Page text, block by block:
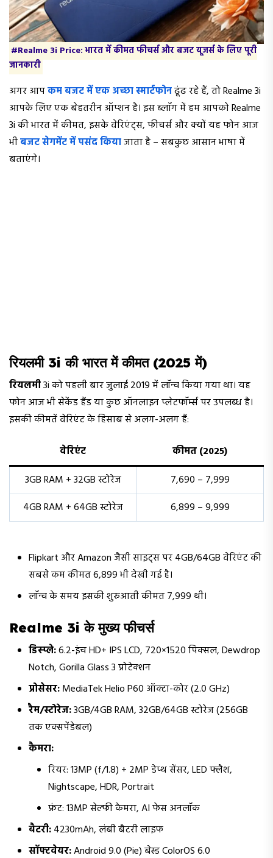
#Realme 3i Price: भारत में कीमत फीचर्स और बजट यूजर्स के लिए पूरी
जानकारी
अगर आपकम बजट में एक अच्छा स्मार्टफोनढूंढ रहे हैं, तो Realme 3i
आपके लिए एक बेहतरीन ऑप्शन है। इस ब्लॉग में हम आपको Realme
3i की भारत में कीमत, इसके वेरिएंट्स, फीचर्स और क्यों यह फोन आज
भीबजट सेगमेंट में पसंद कियाजाता है – सबकुछ आसान भाषा में
बताएंगे।
रियलमी 3i की भारत में कीमत (2025 में)
रियलमी3i को पहली बार जुलाई 2019 में लॉन्च किया गया था। यह
फोन आज भी सेकेंड हैंड या कुछ ऑनलाइन प्लेटफॉर्म्स पर उपलब्ध है।
इसकी कीमतें वेरिएंट के हिसाब से अलग-अलग हैं:
वेरिएंट
कीमत (2025)
3GB RAM + 32GB स्टोरेज
₹7,690 – ₹7,999
4GB RAM + 64GB स्टोरेज
₹6,899 – ₹9,999
Flipkart और Amazon जैसी साइट्स पर 4GB/64GB वेरिएंट की
सबसे कम कीमत ₹6,899 भी देखी गई है।
लॉन्च के समय इसकी शुरुआती कीमत ₹7,999 थी।
Realme 3i के मुख्य फीचर्स
डिस्प्ले:6.2-इंच HD+ IPS LCD, 720×1520 पिक्सल, Dewdrop
Notch, Gorilla Glass 3 प्रोटेक्शन
प्रोसेसर:MediaTek Helio P60 ऑक्टा-कोर (2.0 GHz)
रैम/स्टोरेज:3GB/4GB RAM, 32GB/64GB स्टोरेज (256GB
तक एक्सपेंडेबल)
कैमरा:
रियर: 13MP (f/1.8) + 2MP डेप्थ सेंसर, LED फ्लैश,
Nightscape, HDR, Portrait
फ्रंट: 13MP सेल्फी कैमरा, AI फेस अनलॉक
बैटरी:4230mAh, लंबी बैटरी लाइफ
सॉफ्टवेयर:Android 9.0 (Pie) बेस्ड ColorOS 6.0